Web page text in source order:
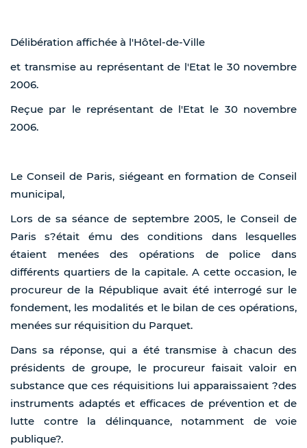
Délibération affichée à l'Hôtel-de-Ville
et transmise au représentant de l'Etat le 30 novembre
2006.
Reçue par le représentant de l'Etat le 30 novembre
2006.
Le Conseil de Paris, siégeant en formation de Conseil
municipal,
Lors de sa séance de septembre 2005, le Conseil de
Paris s?était ému des conditions dans lesquelles
étaient menées des opérations de police dans
différents quartiers de la capitale. A cette occasion, le
procureur de la République avait été interrogé sur le
fondement, les modalités et le bilan de ces opérations,
menées sur réquisition du Parquet.
Dans sa réponse, qui a été transmise à chacun des
présidents de groupe, le procureur faisait valoir en
substance que ces réquisitions lui apparaissaient ?des
instruments adaptés et efficaces de prévention et de
lutte contre la délinquance, notamment de voie
publique?.